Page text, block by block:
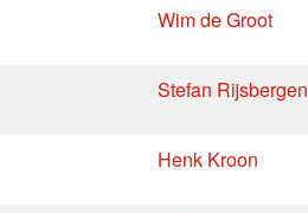
Wim de Groot
Stefan Rijsbergen
Henk Kroon